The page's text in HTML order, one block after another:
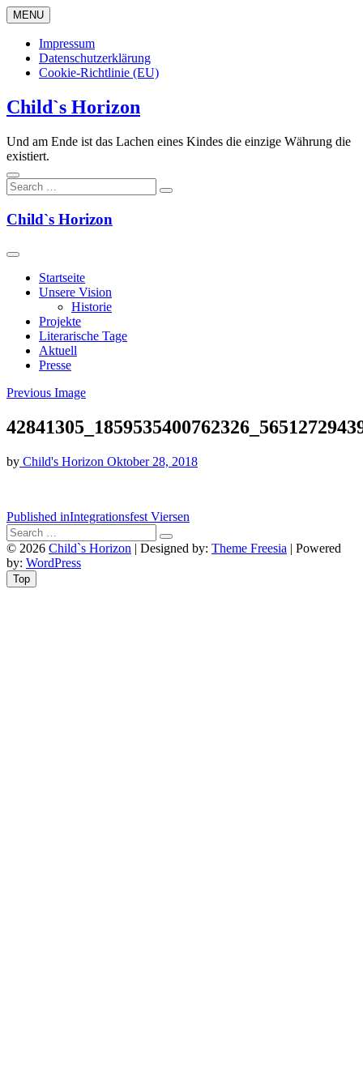
Skip
to
content
MENU
Impressum
Datenschutzerklärung
Cookie-Richtlinie (EU)
Child`s Horizon
Und am Ende ist das Lachen eines Kindes die einzige Währung die
existiert.
Child`s Horizon
Startseite
Unsere Vision
Historie
Projekte
Literarische Tage
Aktuell
Presse
Previous Image
by Child's Horizon Oktober 28, 2018
Beitragsnavigation
Published inIntegrationsfest Viersen
© 2026 Child`s Horizon | Designed by: Theme Freesia | Powered
by: WordPress
Top